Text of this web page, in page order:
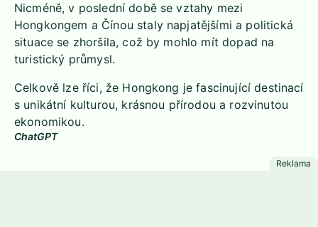
Nicméně, v poslední době se vztahy mezi
Hongkongem a Čínou staly napjatějšími a politická
situace se zhoršila, což by mohlo mít dopad na
turistický průmysl.
Celkově lze říci, že Hongkong je fascinující destinací
s unikátní kulturou, krásnou přírodou a rozvinutou
ekonomikou.
ChatGPT